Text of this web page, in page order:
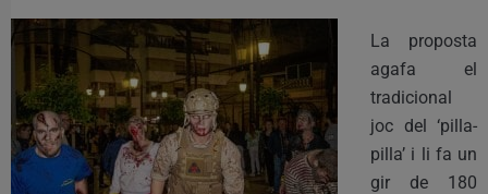
La proposta
agafa el
tradicional
joc del ‘pilla-
pilla’ i li fa un
gir de 180